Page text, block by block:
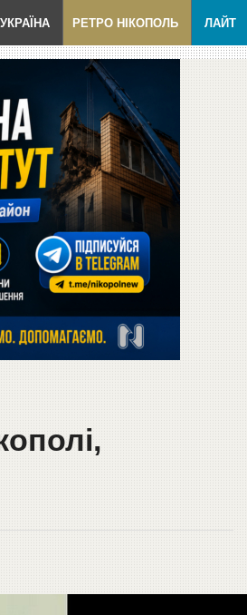
УКРАЇНА РЕТРО НІКОПОЛЬ ЛАЙТ